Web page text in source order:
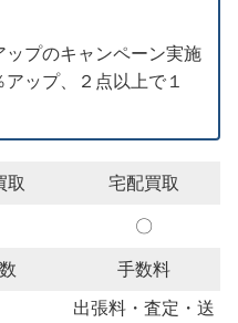
プのキャンペーン実施
ップ、２点以上で１
取 宅配買取
〇
手数料
出張料・査定・送